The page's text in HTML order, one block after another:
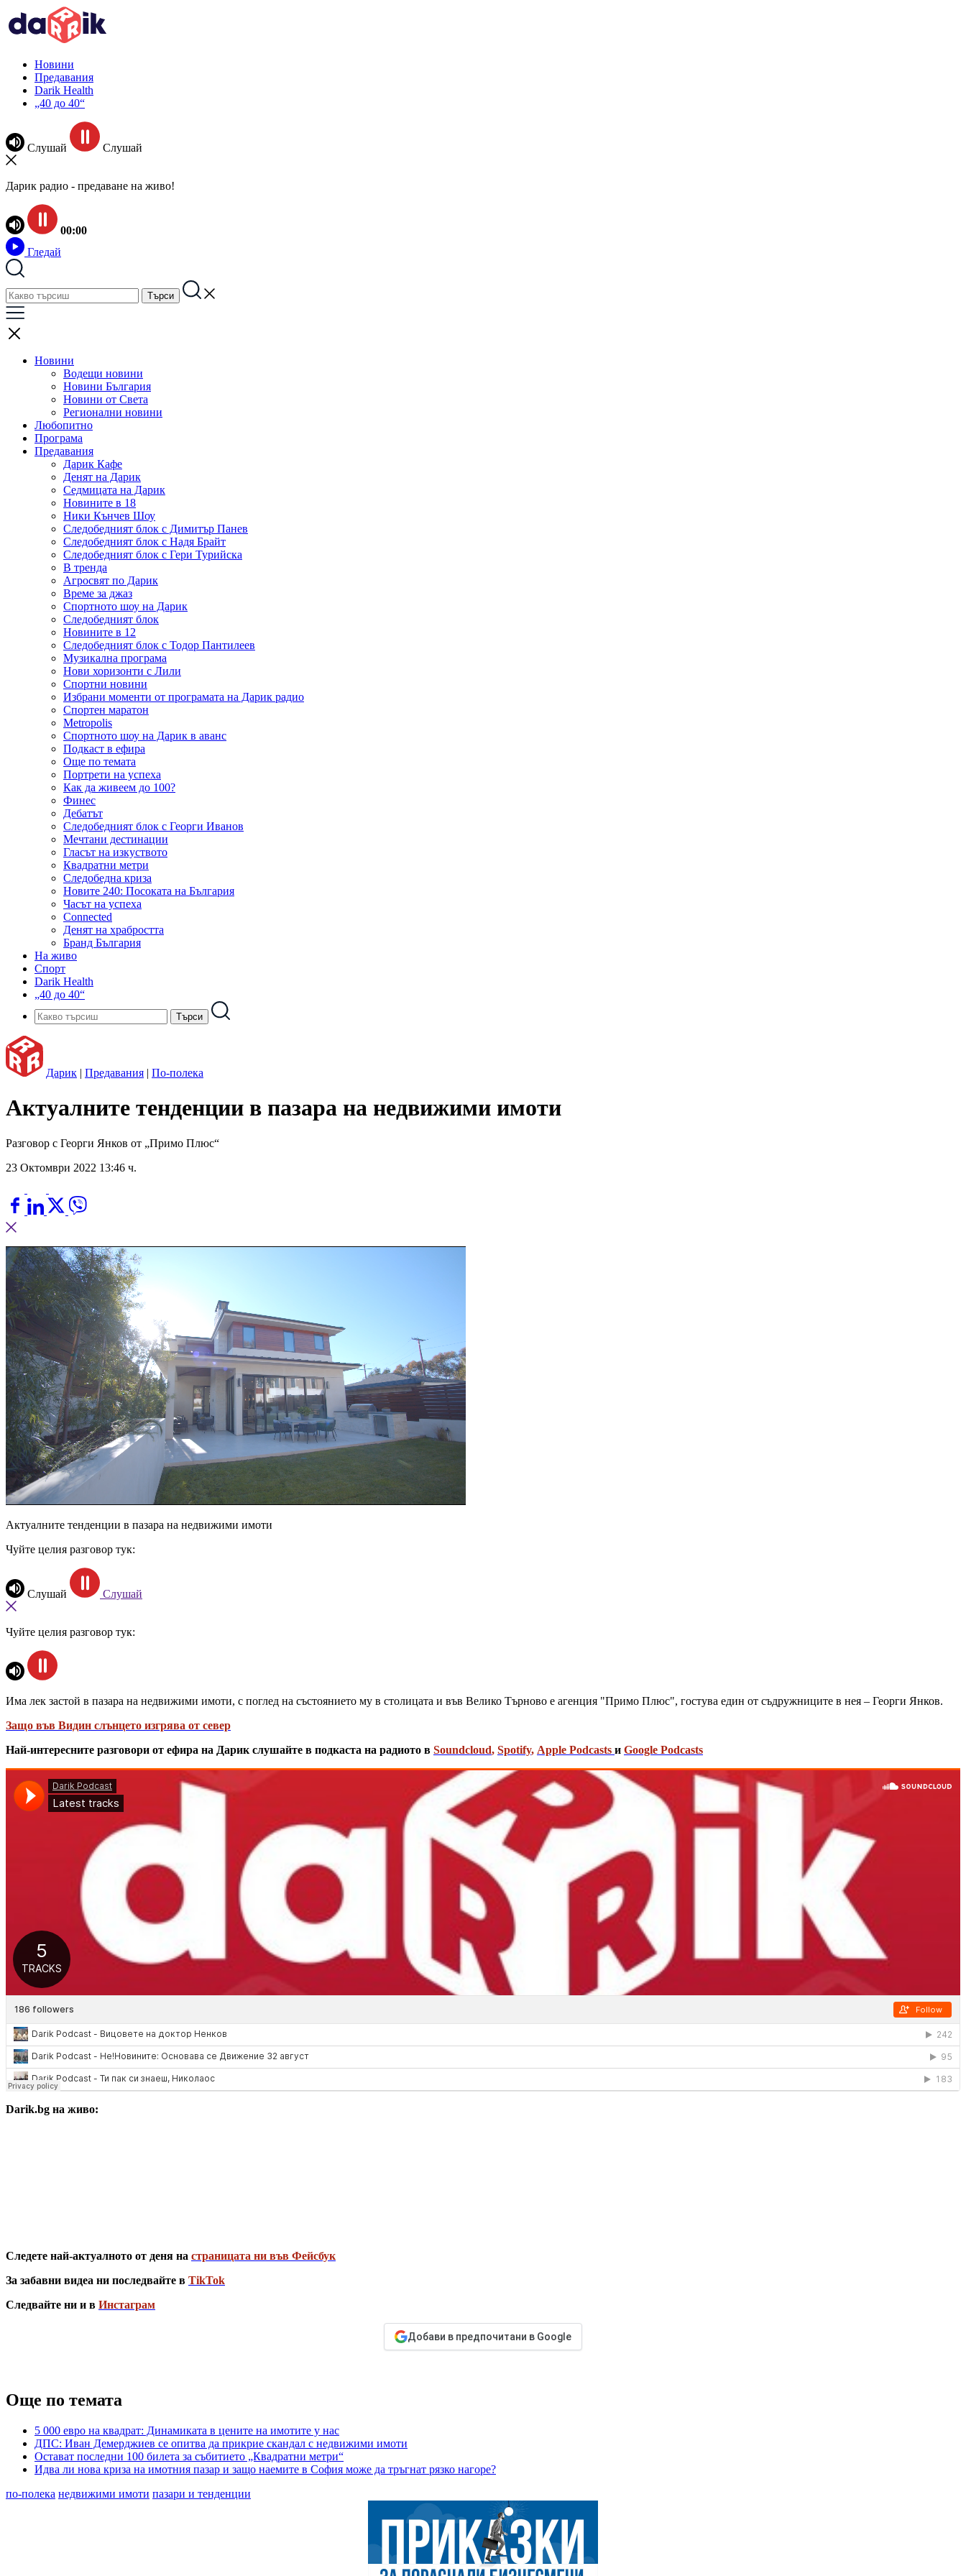
Новини
Предавания
Darik Health
„40 до 40“
Слушай Слушай
Дарик радио - предаване на живо!
00:00
Гледай
Новини
Водещи новини
Новини България
Новини от Света
Регионални новини
Любопитно
Програма
Предавания
Дарик Кафе
Денят на Дарик
Седмицата на Дарик
Новините в 18
Ники Кънчев Шоу
Следобедният блок с Димитър Панев
Следобедният блок с Надя Брайт
Следобедният блок с Гери Турийска
В тренда
Агросвят по Дарик
Време за джаз
Спортното шоу на Дарик
Следобедният блок
Новините в 12
Следобедният блок с Тодор Пантилеев
Музикална програма
Нови хоризонти с Лили
Спортни новини
Избрани моменти от програмата на Дарик радио
Спортен маратон
Metropolis
Спортното шоу на Дарик в аванс
Подкаст в ефира
Още по темата
Портрети на успеха
Как да живеем до 100?
Финес
Дебатът
Следобедният блок с Георги Иванов
Мечтани дестинации
Гласът на изкуството
Квадратни метри
Следобедна криза
Новите 240: Посоката на България
Часът на успеха
Connected
Денят на храбростта
Бранд България
На живо
Спорт
Darik Health
„40 до 40“
Дарик | Предавания | По-полека
Актуалните тенденции в пазара на недвижими имоти
Разговор с Георги Янков от „Примо Плюс“
23 Октомври 2022 13:46 ч.
Актуалните тенденции в пазара на недвижими имоти
Чуйте целия разговор тук:
Слушай Слушай
Чуйте целия разговор тук:
Има лек застой в пазара на недвижими имоти, с поглед на състоянието му в столицата и във Велико Търново е агенция "Примо Плюс", гостува един от съдружниците в нея – Георги Янков.
Защо във Видин слънцето изгрява от север
Най-интересните разговори от ефира на Дарик слушайте в подкаста на радиото в Soundcloud, Spotify, Apple Podcasts и Google Podcasts
Darik.bg на живо:
Следете най-актуалното от деня на страницата ни във Фейсбук
За забавни видеа ни последвайте в TikTok
Следвайте ни и в Инстаграм
Добави в предпочитани в Google
Още по темата
5 000 евро на квадрат: Динамиката в цените на имотите у нас
ДПС: Иван Демерджиев се опитва да прикрие скандал с недвижими имоти
Остават последни 100 билета за събитието „Квадратни метри“
Идва ли нова криза на имотния пазар и защо наемите в София може да тръгнат рязко нагоре?
по-полека недвижими имоти пазари и тенденции